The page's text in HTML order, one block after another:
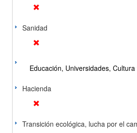
Sanidad
Educación, Universidades,
Hacienda
Transición ecológica, lucha por el